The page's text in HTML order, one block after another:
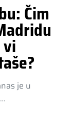
Čim
je u